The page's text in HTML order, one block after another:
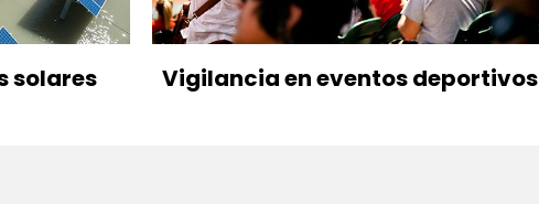
solares Vigilancia en eventos deportivos